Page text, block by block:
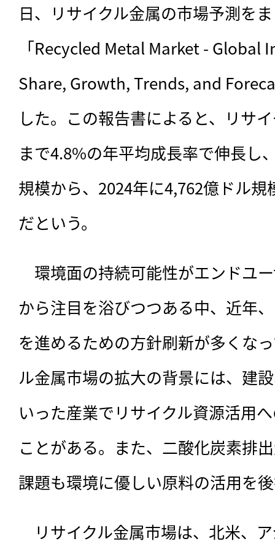
日、リサイクル金属の市場予測を
「Recycled Metal Market - Global
Share, Growth, Trends, and
した。この報告書によると、リサ
まで4.8%の年平均成長率で伸長し
規模から、2024年に4,762億ドル
だという。
環境面の持続可能性がエンドユ
から注目を浴びつつある中、近年
を進めるための方針刷新が多くな
ル金属市場の拡大の背景には、建
いった産業でリサイクル資源活用
ことがある。また、二酸化炭素排
課題も環境に優しい原料の活用を
リサイクル金属市場は、北米、